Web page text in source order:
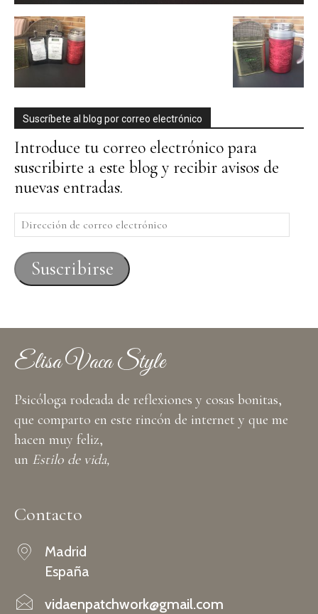
Suscríbete al blog por correo electrónico
Introduce tu correo electrónico para
suscribirte a este blog y recibir avisos de
nuevas entradas.
Dirección
de
correo
electrónico
Suscribirse
Elisa Vaca Style
Psicóloga rodeada de reflexiones y cosas bonitas,
que comparto en este rincón de internet y que me
hacen muy feliz,
un Estilo de vida,
Contacto
Madrid
España
vidaenpatchwork@gmail.com